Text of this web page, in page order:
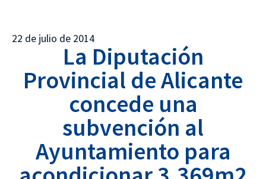
22 de julio de 2014
La Diputación
Provincial de Alicante
concede una
subvención al
Ayuntamiento para